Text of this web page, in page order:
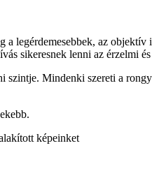
legérdemesebbek, az
sikeresnek lenni az érzelmi
Mindenki szereti a